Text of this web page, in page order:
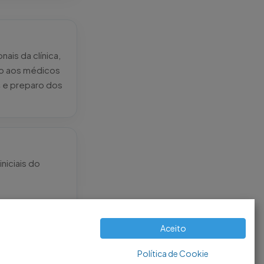
da clínica,
aos médicos
e preparo dos
do
Aceito
Política de Cookie